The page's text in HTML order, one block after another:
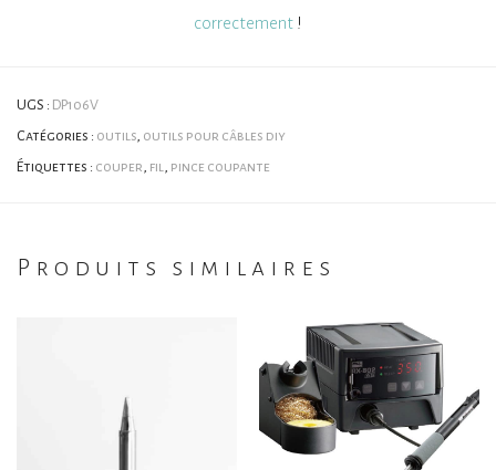
correctement !
UGS : DP106V
Catégories : outils outils pour câbles diy
Étiquettes : couper fil pince coupante
Produits similaires